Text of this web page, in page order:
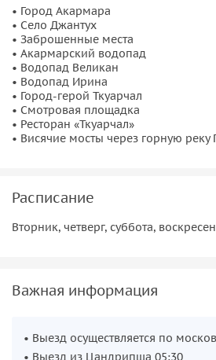
Акармарский водопад
метров,водопад Великан
останется время, мы также сможем
источниках.
Не забудьте сделать остановку на
откуда открываются великолепные
обедом в ресторане «Ткуарчал». Вы
путешествие водопад Златоносец,
• Город Акармара
• Село Джантух
• Заброшенные места
• Акармарский водопад
• Водопад Великан
• Водопад Ирина
• Город-герой Ткуарчал
• Смотровая площадка
• Ресторан «Ткуарчал»
• Висячие мосты через горную реку
Расписание
Вторник, четверг, суббота,
Важная информация
• Выезд осуществляется по
• Выезд из Цандрипша 05:30